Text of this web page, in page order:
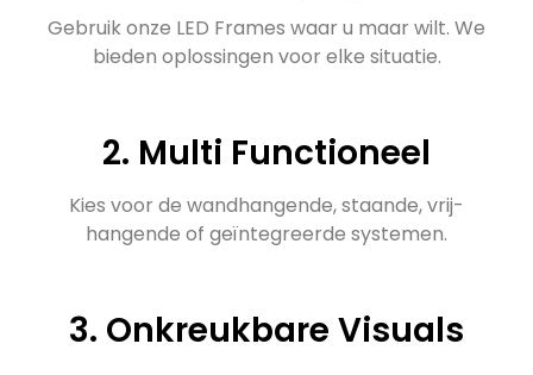
Gebruik onze LED Frames waar u maar wilt. We
bieden oplossingen voor elke situatie.
2. Multi Functioneel
Kies voor de wandhangende, staande, vrij-
hangende of geïntegreerde systemen.
3. Onkreukbare Visuals